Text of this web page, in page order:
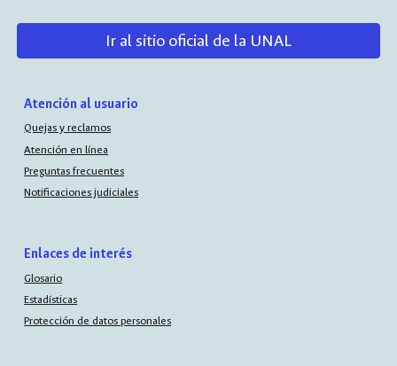
Ir al sitio oficial de la UNAL
Atención al usuario
Quejas y reclamos
Atención en línea
Preguntas frecuentes
Notificaciones judiciales
Enlaces de interés
Glosario
Estadísticas
Protección de datos personales